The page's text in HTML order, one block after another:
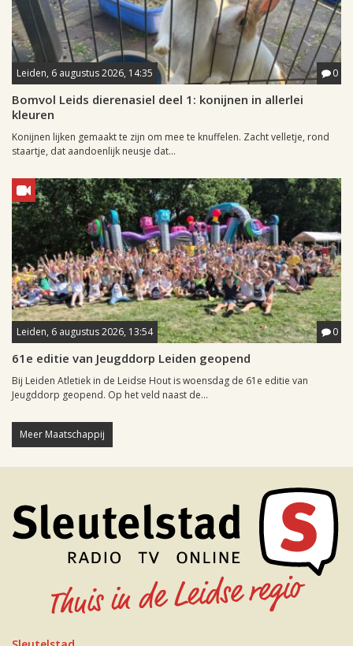
Leiden, 6 augustus 2026, 14:35 0
Bomvol Leids dierenasiel deel 1: konijnen in allerlei
kleuren
Konijnen lijken gemaakt te zijn om mee te knuffelen. Zacht velletje, rond
staartje, dat aandoenlijk neusje dat...
Leiden, 6 augustus 2026, 13:54 0
61e editie van Jeugddorp Leiden geopend
Bij Leiden Atletiek in de Leidse Hout is woensdag de 61e editie van
Jeugddorp geopend. Op het veld naast de...
Meer Maatschappij